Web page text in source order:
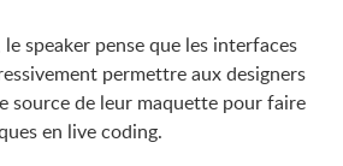
speaker pense que les interfaces
permettre aux designers
source de leur maquette pour faire
en live coding.